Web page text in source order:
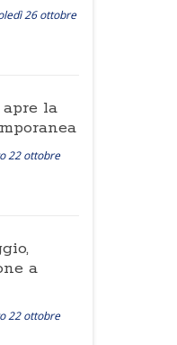
26 ottobre
la
22 ottobre
a
22 ottobre